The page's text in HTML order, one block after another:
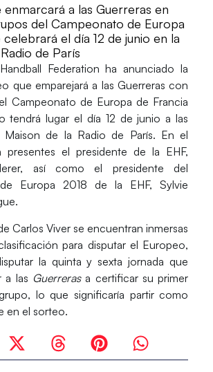
enmarcará a las Guerreras en
del Campeonato de Europa
celebrará el día 12 de junio en la
de París
Federation ha anunciado la
que emparejará a las Guerreras con
Campeonato de Europa de Francia
tendrá lugar el día 12 de junio a las
de la Radio de París. En el
presentes el presidente de la EHF,
así como el presidente del
de Europa 2018 de la EHF,Sylvie
.
Carlos Viver se encuentran inmersas
para disputar el Europeo,
la quinta y sexta jornada que
a las Guerrerasa certificar su primer
lo que significaría partir como
en el sorteo.